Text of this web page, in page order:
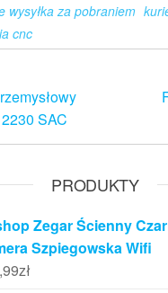
wysyłka za pobraniem
cnc
SAC
PRODUKTY
Zegar Ścienny
Szpiegowska Wifi
zł